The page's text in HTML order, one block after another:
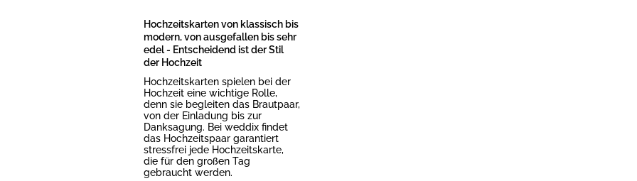
Hochzeitskarten von klassisch bis
modern, von ausgefallen bis sehr
edel - Entscheidend ist der Stil
der Hochzeit
Hochzeitskarten spielen bei der
Hochzeit eine wichtige Rolle,
denn sie begleiten das Brautpaar,
von der Einladung bis zur
Danksagung. Bei weddix findet
das Hochzeitspaar garantiert
stressfrei jede Hochzeitskarte,
die für den großen Tag
gebraucht werden.